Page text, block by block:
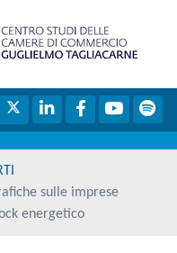
Twitter LinkedIn FacebookYouTube
sulle imprese
energetico